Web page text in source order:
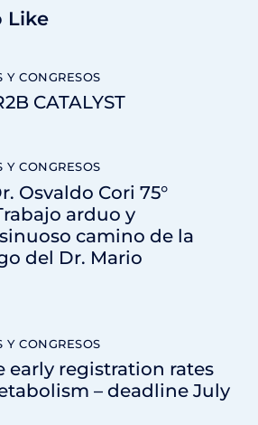
Like
Y CONGRESOS
CATALYST
Y CONGRESOS
Osvaldo Cori 75°
arduo y
camino de la
del Dr. Mario
Y CONGRESOS
early registration rates
– deadline July